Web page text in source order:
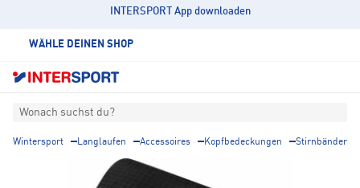
INTERSPORT App downloaden
WÄHLE DEINEN SHOP
Wonach suchst du?
Wintersport Langlaufen Accessoires Kopfbedeckungen Stirnbänder